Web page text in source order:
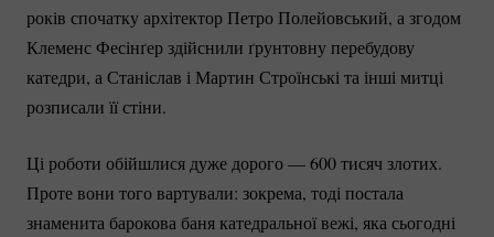
років спочатку архітектор Петро Полейовський, а згодом
Клеменс Фесінґер здійснили ґрунтовну перебудову
катедри, а Станіслав і Мартин Строїнські та інші митці
розписали її стіни.
Ці роботи обійшлися дуже дорого — 600 тисяч злотих.
Проте вони того вартували: зокрема, тоді постала
знаменита барокова баня катедральної вежі, яка сьогодні